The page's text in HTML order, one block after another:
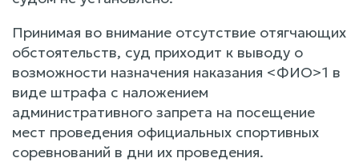
Принимая во внимание отсутствие отягчающих
обстоятельств, суд приходит к выводу о
возможности назначения наказания <ФИО>1 в
виде штрафа с наложением
административного запрета на посещение
мест проведения официальных спортивных
соревнований в дни их проведения.